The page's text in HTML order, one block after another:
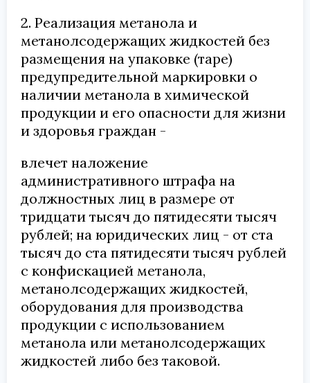
2. Реализация метанола и
метанолсодержащих жидкостей без
размещения на упаковке (таре)
предупредительной маркировки о
наличии метанола в химической
продукции и его опасности для жизни
и здоровья граждан -
влечет наложение
административного штрафа на
должностных лиц в размере от
тридцати тысяч до пятидесяти тысяч
рублей; на юридических лиц - от ста
тысяч до ста пятидесяти тысяч рублей
с конфискацией метанола,
метанолсодержащих жидкостей,
оборудования для производства
продукции с использованием
метанола или метанолсодержащих
жидкостей либо без таковой.